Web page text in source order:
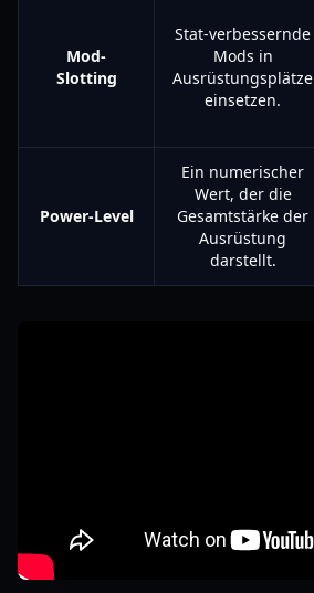
Mod-
Slotting
Stat-verbessernde
Mods in
Ausrüstungsplätze
einsetzen.
Power-Level
Ein numerischer
Wert, der die
Gesamtstärke der
Ausrüstung
darstellt.